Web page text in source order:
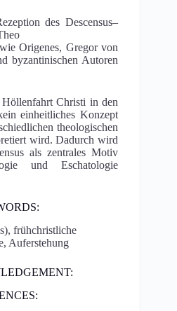
des Descensus–
Origenes, Gregor von
byzantinischen Autoren
Christi in den
einheitliches Konzept
theologischen
wird. Dadurch wird
als zentrales Motiv
und Eschatologie
frühchristliche
Auferstehung